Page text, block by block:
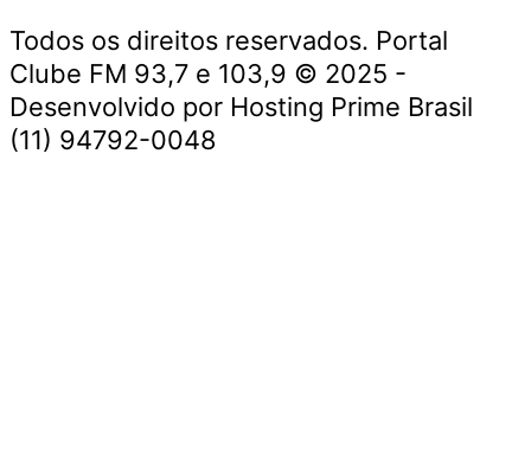
Todos os direitos reservados. Portal
Clube FM 93,7 e 103,9 © 2025 -
Desenvolvido por Hosting Prime Brasil
(11) 94792-0048